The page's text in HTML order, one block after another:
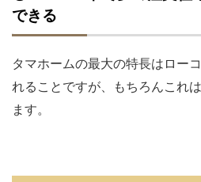
できる
タマホームの最大の特長はロー
れることですが、もちろんこれ
ます。